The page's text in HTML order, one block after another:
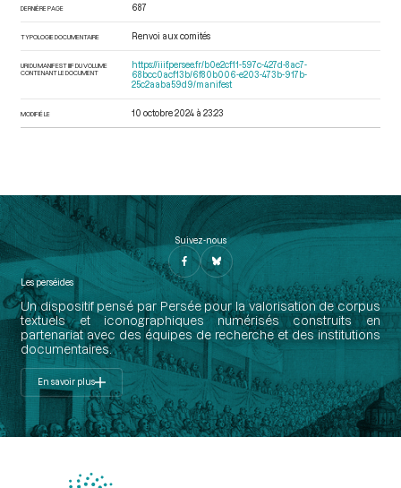
DERNIÈRE PAGE 687
TYPOLOGIE DOCUMENTAIRE Renvoi aux comités
URI DU MANIFEST IIIF DU VOLUME
CONTENANT LE DOCUMENT
https://iiif.persee.fr/b0e2cf11-597c-427d-8ac7-
68bcc0acf13b/6f80b006-e203-473b-917b-
25c2aaba59d9/manifest
MODIFIÉ LE 10 octobre 2024 à 23:23
Suivez-nous
Les perséides
Un dispositif pensé par Persée pour la valorisation de corpus
textuels et iconographiques numérisés construits en
partenariat avec des équipes de recherche et des institutions
documentaires.
En savoir plus